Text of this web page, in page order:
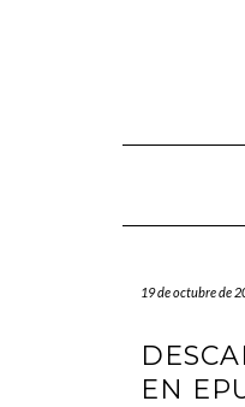
19 de octubre de
EN